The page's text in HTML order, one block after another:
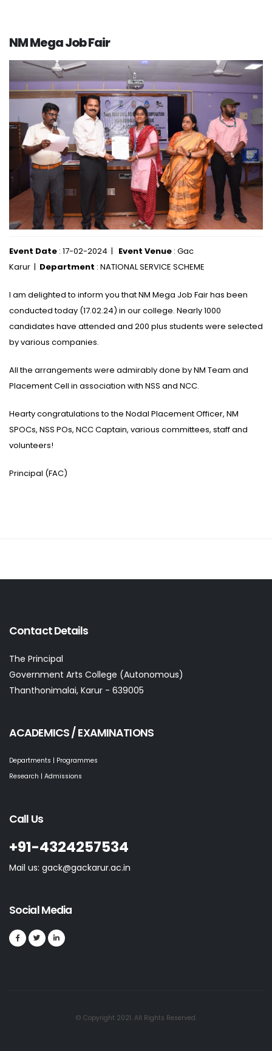
NM Mega Job Fair
Event Date : 17-02-2024 | Event Venue : Gac
Karur | Department : NATIONAL SERVICE SCHEME
I am delighted to inform you that NM Mega Job Fair has been
conducted today (17.02.24) in our college. Nearly 1000
candidates have attended and 200 plus students were selected
by various companies.
All the arrangements were admirably done by NM Team and
Placement Cell in association with NSS and NCC.
Hearty congratulations to the Nodal Placement Officer, NM
SPOCs, NSS POs, NCC Captain, various committees, staff and
volunteers!
Principal (FAC)
Contact Details
The Principal
Government Arts College (Autonomous)
Thanthonimalai, Karur - 639005
ACADEMICS / EXAMINATIONS
Departments | Programmes
Research | Admissions
Call Us
+91-4324257534
Mail us: gack@gackarur.ac.in
Social Media
© Copyright 2021. All Rights Reserved.